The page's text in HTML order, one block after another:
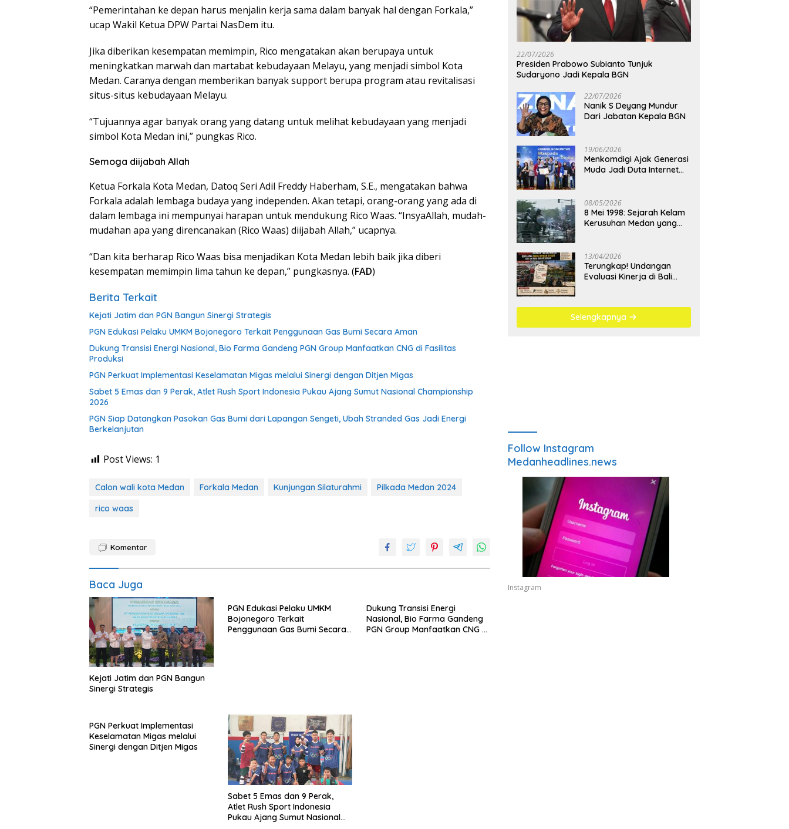
“Pemerintahan ke depan harus menjalin kerja sama dalam banyak hal dengan Forkala,”
ucap Wakil Ketua DPW Partai NasDem itu.
Jika diberikan kesempatan memimpin, Rico mengatakan akan berupaya untuk
meningkatkan marwah dan martabat kebudayaan Melayu, yang menjadi simbol Kota
Medan. Caranya dengan memberikan banyak support berupa program atau revitalisasi
situs-situs kebudayaan Melayu.
“Tujuannya agar banyak orang yang datang untuk melihat kebudayaan yang menjadi
simbol Kota Medan ini,” pungkas Rico.
Semoga diijabah Allah
Ketua Forkala Kota Medan, Datoq Seri Adil Freddy Haberham, S.E., mengatakan bahwa
Forkala adalah lembaga budaya yang independen. Akan tetapi, orang-orang yang ada di
dalam lembaga ini mempunyai harapan untuk mendukung Rico Waas. “InsyaAllah, mudah-
mudahan apa yang direncanakan (Rico Waas) diijabah Allah,” ucapnya.
“Dan kita berharap Rico Waas bisa menjadikan Kota Medan lebih baik jika diberi
kesempatan memimpin lima tahun ke depan,” pungkasnya. (FAD)
Berita Terkait
Kejati Jatim dan PGN Bangun Sinergi Strategis
PGN Edukasi Pelaku UMKM Bojonegoro Terkait Penggunaan Gas Bumi Secara Aman
Dukung Transisi Energi Nasional, Bio Farma Gandeng PGN Group Manfaatkan CNG di Fasilitas
Produksi
PGN Perkuat Implementasi Keselamatan Migas melalui Sinergi dengan Ditjen Migas
Sabet 5 Emas dan 9 Perak, Atlet Rush Sport Indonesia Pukau Ajang Sumut Nasional Championship
2026
PGN Siap Datangkan Pasokan Gas Bumi dari Lapangan Sengeti, Ubah Stranded Gas Jadi Energi
Berkelanjutan
Post Views: 1
Calon wali kota Medan Forkala Medan Kunjungan Silaturahmi
Pilkada Medan 2024
rico waas
Komentar
Baca Juga
Kejati Jatim dan PGN Bangun
Sinergi Strategis
PGN Edukasi Pelaku UMKM
Bojonegoro Terkait
Penggunaan Gas Bumi Secara
Dukung Transisi Energi
Nasional, Bio Farma Gandeng
PGN Group Manfaatkan CNG di
PGN Perkuat Implementasi
Keselamatan Migas melalui
Sinergi dengan Ditjen Migas
Sabet 5 Emas dan 9 Perak,
Atlet Rush Sport Indonesia
Pukau Ajang Sumut Nasional
22/07/2026
Presiden Prabowo Subianto Tunjuk
Sudaryono Jadi Kepala BGN
22/07/2026
Nanik S Deyang Mundur
Dari Jabatan Kepala BGN
19/06/2026
Menkomdigi Ajak Generasi
Muda Jadi Duta Internet
08/05/2026
8 Mei 1998: Sejarah Kelam
Kerusuhan Medan yang
13/04/2026
Terungkap! Undangan
Evaluasi Kinerja di Bali
Mengular
Selengkapnya
Follow Instagram
Medanheadlines.news
Instagram